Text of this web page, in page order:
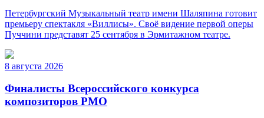
Петербургский Музыкальный театр имени Шаляпина готовит
премьеру спектакля «Виллисы». Своё видение первой оперы
Пуччини представят 25 сентября в Эрмитажном театре.
8 августа 2026
Финалисты Всероссийского конкурса
композиторов РМО